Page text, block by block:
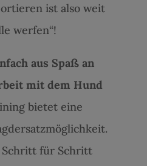
ist also weit
werfen“!
aus Spaß an
mit dem Hund
bietet eine
für Schritt